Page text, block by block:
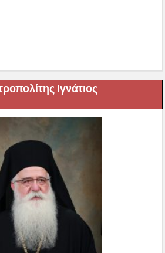
Ιγνάτιος